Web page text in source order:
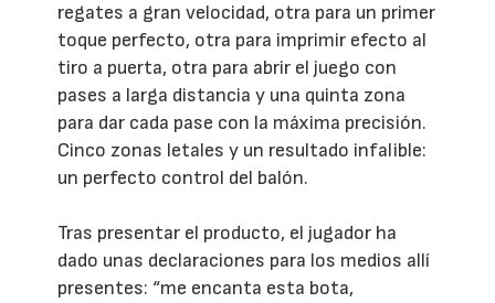
regates a gran velocidad, otra para un primer
toque perfecto, otra para imprimir efecto al
tiro a puerta, otra para abrir el juego con
pases a larga distancia y una quinta zona
para dar cada pase con la máxima precisión.
Cinco zonas letales y un resultado infalible:
un perfecto control del balón.
Tras presentar el producto, el jugador ha
dado unas declaraciones para los medios allí
presentes: “me encanta esta bota,